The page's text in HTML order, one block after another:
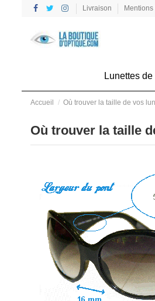
Livraison
Lunettes de
Accueil Où trouver la taille de vos
Où trouver la taille